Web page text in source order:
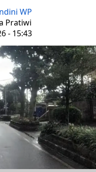
WP
Pratiwi
- 15:43